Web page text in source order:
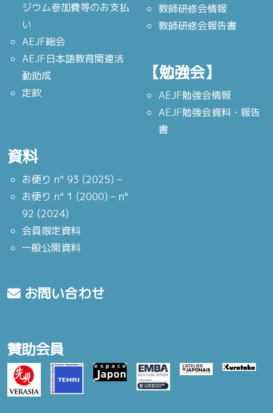
ジウム参加費等のお支払
い
AEJF総会
AEJF日本語教育関連活
動助成
定款
教師研修会情報
教師研修会報告書
【勉強会】
AEJF勉強会情報
AEJF勉強会資料・報告
書
資料
お便り n° 93 (2025) –
お便り n° 1 (2000) – n°
92 (2024)
会員限定資料
一般公開資料
お問い合わせ
賛助会員